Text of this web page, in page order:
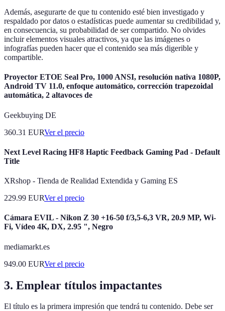
Además, asegurarte de que tu contenido esté bien investigado y
respaldado por datos o estadísticas puede aumentar su credibilidad y,
en consecuencia, su probabilidad de ser compartido. No olvides
incluir elementos visuales atractivos, ya que las imágenes o
infografías pueden hacer que el contenido sea más digerible y
compartible.
Proyector ETOE Seal Pro, 1000 ANSI, resolución nativa 1080P,
Android TV 11.0, enfoque automático, corrección trapezoidal
automática, 2 altavoces de
Geekbuying DE
360.31 EURVer el precio
Next Level Racing HF8 Haptic Feedback Gaming Pad - Default
Title
XRshop - Tienda de Realidad Extendida y Gaming ES
229.99 EURVer el precio
Cámara EVIL - Nikon Z 30 +16-50 f/3,5-6,3 VR, 20.9 MP, Wi-
Fi, Vídeo 4K, DX, 2.95 ", Negro
mediamarkt.es
949.00 EURVer el precio
3. Emplear títulos impactantes
El título es la primera impresión que tendrá tu contenido. Debe ser